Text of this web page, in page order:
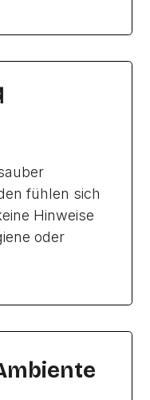
fühlen sich
Hinweise
oder